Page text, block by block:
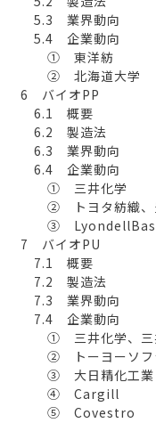
5.3 業界動向
5.4 企業動向
① 東洋紡
② 北海道大学
6 バイオPP
6.1 概要
6.2 製造法
6.3 業界動向
6.4 企業動向
① 三井化学
② トヨタ紡織、豊
③
7 バイオPU
7.1 概要
7.2 製造法
7.3 業界動向
7.4 企業動向
① 三井化学、三井
② トーヨーソフラ
③ 大日精化工業
④ Cargill
⑤ Covestro